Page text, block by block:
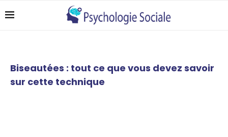
Biseautées : tout ce que vous devez savoir
sur cette technique